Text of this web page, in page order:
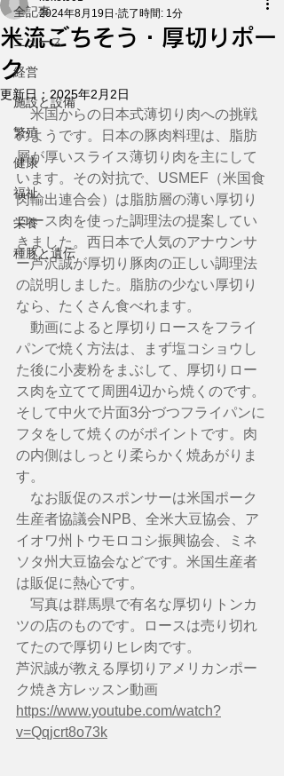
全記事
ニュース
経営
施設と設備
繁殖
健康
福祉
栄養
種豚と遺伝
米流ごちそう・厚切りポー
ク
2024年8月19日 読了時間: 1分
更新日： 2025年2月2日
米国からの日本式薄切り肉への挑戦
のようです。日本の豚肉料理は、脂肪
層が厚いスライス薄切り肉を主にして
います。その対抗で、USMEF（米国食
肉輸出連合会）は脂肪層の薄い厚切り
ロース肉を使った調理法の提案してい
きました。西日本で人気のアナウンサ
ー芦沢誠が厚切り豚肉の正しい調理法
の説明しました。脂肪の少ない厚切り
なら、たくさん食べれます。
動画によると厚切りロースをフライ
パンで焼く方法は、まず塩コショウし
た後に小麦粉をまぶして、厚切りロー
ス肉を立てて周囲4辺から焼くのです。
そして中火で片面3分づつフライパンに
フタをして焼くのがポイントです。肉
の内側はしっとり柔らかく焼あがりま
す。
なお販促のスポンサーは米国ポーク
生産者協議会NPB、全米大豆協会、ア
イオワ州トウモロコシ振興協会、ミネ
ソタ州大豆協会などです。米国生産者
は販促に熱心です。
写真は群馬県で有名な厚切りトンカ
ツの店のものです。ロースは売り切れ
てたので厚切りヒレ肉です。
芦沢誠が教える厚切りアメリカンポー
ク焼き方レッスン動画
https://www.youtube.com/watch?
v=Qqjcrt8o73k